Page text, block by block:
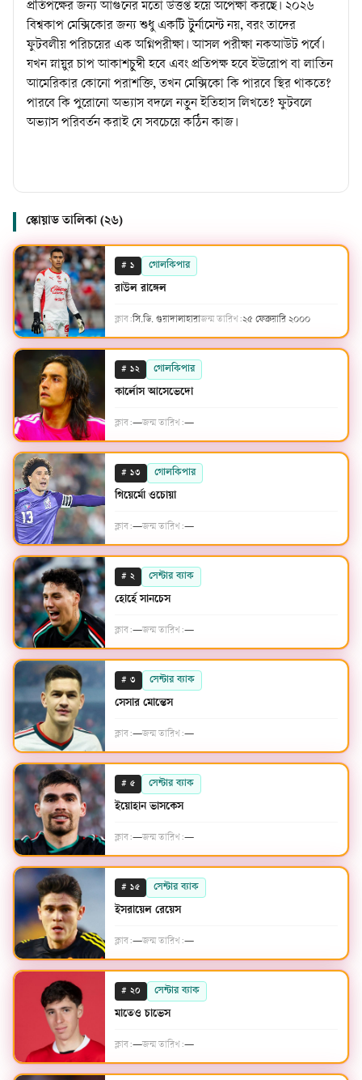
প্রতিপক্ষের জন্য আগুনের মতো উত্তপ্ত হয়ে অপেক্ষা করছে। ২০২৬
বিশ্বকাপ মেক্সিকোর জন্য শুধু একটি টুর্নামেন্ট নয়, বরং তাদের
ফুটবলীয় পরিচয়ের এক অগ্নিপরীক্ষা। আসল পরীক্ষা নকআউট পর্বে।
যখন স্নায়ুর চাপ আকাশচুম্বী হবে এবং প্রতিপক্ষ হবে ইউরোপ বা লাতিন
আমেরিকার কোনো পরাশক্তি, তখন মেক্সিকো কি পারবে স্থির থাকতে?
পারবে কি পুরোনো অভ্যাস বদলে নতুন ইতিহাস লিখতে? ফুটবলে
অভ্যাস পরিবর্তন করাই যে সবচেয়ে কঠিন কাজ।
স্কোয়াড তালিকা (২৬)
# ১ গোলকিপার
রাউল রাঙ্গেল
ক্লাব:সি.ডি. গুয়াদালাহারাজন্ম তারিখ:২৫ ফেব্রুয়ারি ২০০০
# ১২ গোলকিপার
কার্লোস আসেভেদো
ক্লাব:—জন্ম তারিখ:—
# ১৩ গোলকিপার
গিয়ের্মো ওচোয়া
ক্লাব:—জন্ম তারিখ:—
# ২ সেন্টার ব্যাক
হোর্হে সানচেস
ক্লাব:—জন্ম তারিখ:—
# ৩ সেন্টার ব্যাক
সেসার মোন্তেস
ক্লাব:—জন্ম তারিখ:—
# ৫ সেন্টার ব্যাক
ইয়োহান ভাসকেস
ক্লাব:—জন্ম তারিখ:—
# ১৫ সেন্টার ব্যাক
ইসরায়েল রেয়েস
ক্লাব:—জন্ম তারিখ:—
# ২০ সেন্টার ব্যাক
মাতেও চাভেস
ক্লাব:—জন্ম তারিখ:—